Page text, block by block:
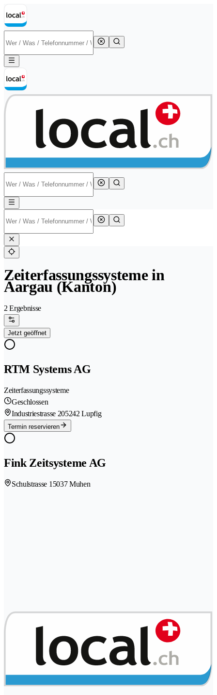
Zeiterfassungssysteme in
Aargau (Kanton)
2 Ergebnisse
Jetzt geöffnet
RTM Systems AG
Zeiterfassungssysteme
Geschlossen
Industriestrasse 205242 Lupfig
Termin reservieren
Fink Zeitsysteme AG
Schulstrasse 1 5037 Muhen